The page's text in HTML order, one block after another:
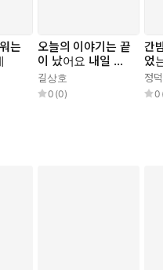
는
오늘의 이야기는 끝
이 났어요 내일 이
야기는 내일 하기로
해요
길상호
0 (0)
간
었
정
0